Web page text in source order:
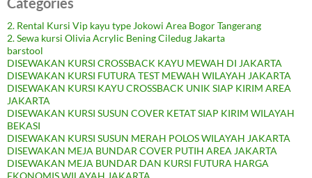
2. Rental Kursi Vip kayu type Jokowi Area Bogor Tangerang
2. Sewa kursi Olivia Acrylic Bening Ciledug Jakarta
barstool
DISEWAKAN KURSI CROSSBACK KAYU MEWAH DI JAKARTA
DISEWAKAN KURSI FUTURA TEST MEWAH WILAYAH JAKARTA
DISEWAKAN KURSI KAYU CROSSBACK UNIK SIAP KIRIM AREA
JAKARTA
DISEWAKAN KURSI SUSUN COVER KETAT SIAP KIRIM WILAYAH
BEKASI
DISEWAKAN KURSI SUSUN MERAH POLOS WILAYAH JAKARTA
DISEWAKAN MEJA BUNDAR COVER PUTIH AREA JAKARTA
DISEWAKAN MEJA BUNDAR DAN KURSI FUTURA HARGA
EKONOMIS WILAYAH JAKARTA